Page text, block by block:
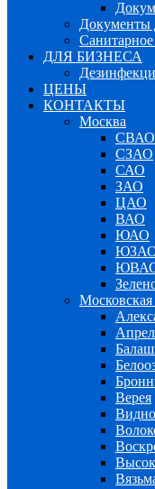
Документы
ДЛЯ БИЗНЕСА
ЦЕНЫ
КОНТАКТЫ
Москва
СВАО
СЗАО
САО
ЗАО
ЦАО
ВАО
ЮАО
Верея